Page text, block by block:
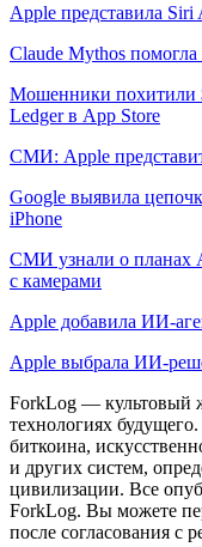
Apple представила
Claude Mythos
Мошенники похитили
Ledger в App Store
СМИ: Apple
Google выявила
iPhone
СМИ узнали о планах
с камерами
Apple добавила ИИ-
Apple выбрала ИИ-
ForkLog — культовый
технологиях
биткоина,
и других систем,
цивилизации. Все
ForkLog. Вы можете
после согласования с